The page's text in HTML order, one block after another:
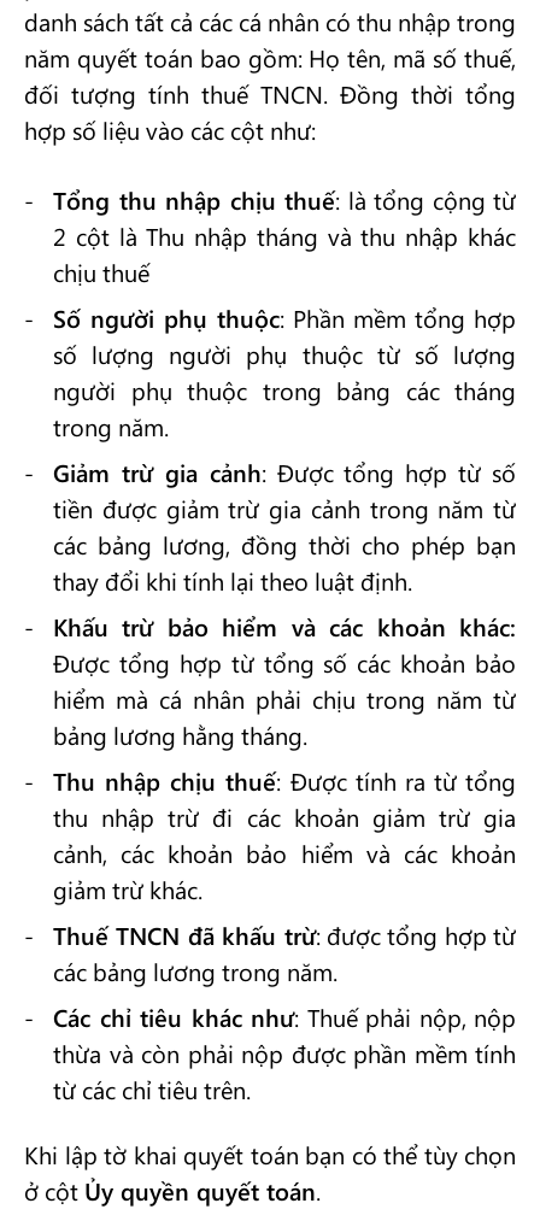
danh sách tất cả các cá nhân có thu nhập trong
năm quyết toán bao gồm: Họ tên, mã số thuế,
đối tượng tính thuế TNCN. Đồng thời tổng
hợp số liệu vào các cột như:
Tổng thu nhập chịu thuế: là tổng cộng từ
2 cột là Thu nhập tháng và thu nhập khác
chịu thuế
Số người phụ thuộc: Phần mềm tổng hợp
số lượng người phụ thuộc từ số lượng
người phụ thuộc trong bảng các tháng
trong năm.
Giảm trừ gia cảnh: Được tổng hợp từ số
tiền được giảm trừ gia cảnh trong năm từ
các bảng lương, đồng thời cho phép bạn
thay đổi khi tính lại theo luật định.
Khấu trừ bảo hiểm và các khoản khác:
Được tổng hợp từ tổng số các khoản bảo
hiểm mà cá nhân phải chịu trong năm từ
bảng lương hằng tháng.
Thu nhập chịu thuế: Được tính ra từ tổng
thu nhập trừ đi các khoản giảm trừ gia
cảnh, các khoản bảo hiểm và các khoản
giảm trừ khác.
Thuế TNCN đã khấu trừ: được tổng hợp từ
các bảng lương trong năm.
Các chỉ tiêu khác như: Thuế phải nộp, nộp
thừa và còn phải nộp được phần mềm tính
từ các chỉ tiêu trên.
Khi lập tờ khai quyết toán bạn có thể tùy chọn
ở cột Ủy quyền quyết toán.